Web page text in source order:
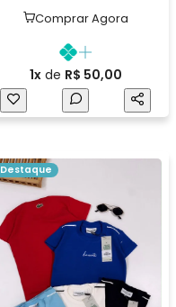
Comprar Agora
1xde R$ 50,00
Destaque